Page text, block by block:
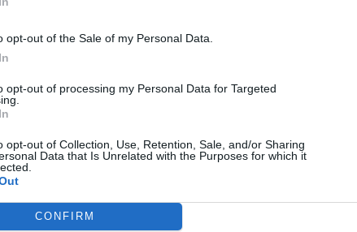
opt-out of the Sale of my Personal Data.
opt-out of processing my Personal Data for Targeted
opt-out of Collection, Use, Retention, Sale, and/or Sharing
Data that Is Unrelated with the Purposes for which it
CONFIRM